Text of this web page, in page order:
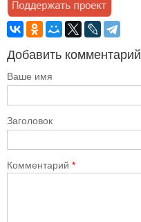
Добавить комментарий
Ваше имя
Заголовок
Комментарий *